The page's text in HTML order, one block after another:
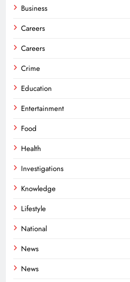
Business
Careers
Careers
Crime
Education
Entertainment
Food
Health
Investigations
Knowledge
Lifestyle
National
News
News